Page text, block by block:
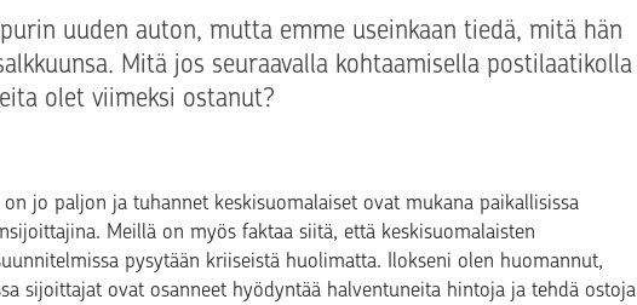
uuden auton, mutta emme useinkaan tiedä, mitä hän
Mitä jos seuraavalla kohtaamisella postilaatikolla
olet viimeksi ostanut?
jo paljon ja tuhannet keskisuomalaiset ovat mukana paikallisissa
Meillä on myös faktaa siitä, että keskisuomalaisten
pysytään kriiseistä huolimatta. Ilokseni olen huomannut,
sijoittajat ovat osanneet hyödyntää halventuneita hintoja ja tehdä ostoja